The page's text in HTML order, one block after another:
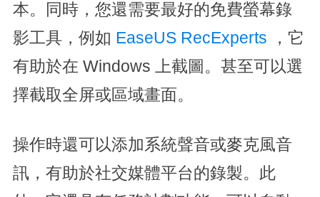
本。同時，您還需要最好的免費螢幕錄
影工具，例如 EaseUS RecExperts ，它
有助於在 Windows 上截圖。甚至可以選
擇截取全屏或區域畫面。
操作時還可以添加系統聲音或麥克風音
訊，有助於社交媒體平台的錄製。此